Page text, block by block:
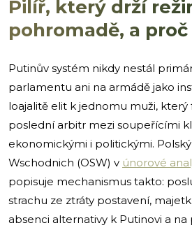
Pilíř, který drží
pohromadě, a
Putinův systém nikdy nestál
parlamentu ani na armádě jako
loajalitě elit k jednomu muži, který
poslední arbitr mezi soupeřícími
ekonomickými i politickými.
Wschodnich (OSW) v únorové
popisuje mechanismus takto:
strachu ze ztráty postavení,
absenci alternativy k Putinovi a